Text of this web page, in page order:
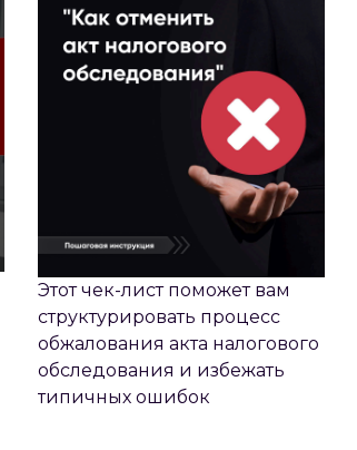
Этот чек-лист поможет вам
структурировать процесс
обжалования акта налогового
обследования и избежать
типичных ошибок
СРАВНИТЕЛЬНАЯ ТАБЛИЦА